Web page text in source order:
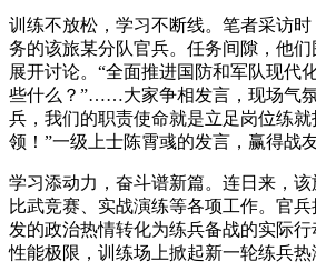
训练不放松，学习不断线。笔者采访
务的该旅某分队官兵。任务间隙，他
展开讨论。“全面推进国防和军队现代
些什么？”……大家争相发言，现场气
兵，我们的职责使命就是立足岗位练
领！”一级上士陈霄彧的发言，赢得战
学习添动力，奋斗谱新篇。连日来，该
比武竞赛、实战演练等各项工作。官
发的政治热情转化为练兵备战的实际
性能极限，训练场上掀起新一轮练兵热